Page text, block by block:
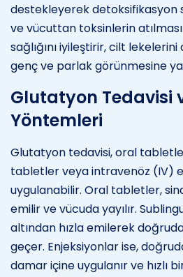
destekleyerek detoksifikasyon
ve vücuttan toksinlerin
sağlığını iyileştirir, cilt
genç ve parlak görünmesine
Glutatyon Tedavisi
Yöntemleri
Glutatyon tedavisi, oral
tabletler veya intravenöz (IV)
uygulanabilir. Oral tabletler,
emilir ve vücuda yayılır.
altından hızla emilerek
geçer. Enjeksiyonlar ise,
damar içine uygulanır ve hızlı